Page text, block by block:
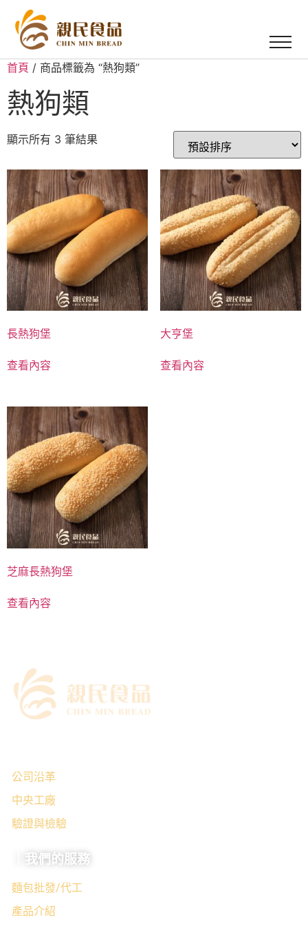
首頁 / 商品標籤為 “熱狗類”
熱狗類
顯示所有 3 筆結果
長熱狗堡
查看內容
大亨堡
查看內容
芝麻長熱狗堡
查看內容
公司沿革
中央工廠
驗證與檢驗
｜我們的服務
麵包批發/代工
產品介紹